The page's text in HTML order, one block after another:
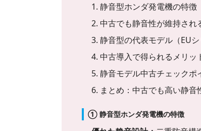
1. 静音型ホンダ発電機の特徴
2. 中古でも静音性が維持され
3. 静音型の代表モデル（EUシ
4. 中古導入で得られるメリッ
5. 静音モデル中古チェックポ
6. まとめ：中古でも高い静音
① 静音型ホンダ発電機の特徴